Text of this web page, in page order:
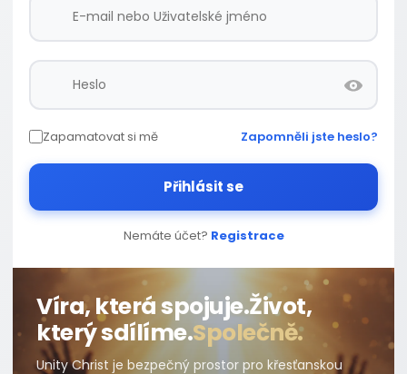
Zapamatovat si mě Zapomněli jste heslo?
Přihlásit se
Nemáte účet? Registrace
Víra, která spojuje.Život,
který sdílíme.Společně.
Unity Christ je bezpečný prostor pro křesťanskou